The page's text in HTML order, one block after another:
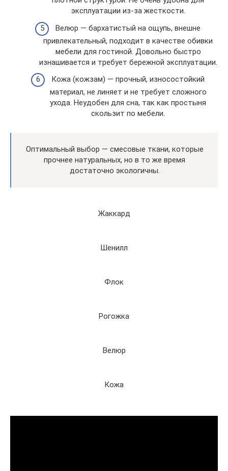
эксплуатации из-за жесткости.
Велюр — бархатистый на ощупь, внешне
привлекательный, подходит в качестве обивки
мебели для гостиной. Довольно быстро
изнашивается и требует бережной эксплуатации.
Кожа (кожзам) — прочный, износостойкий
материал, не линяет и не требует сложного
ухода. Неудобен для сна, так как простыня
скользит по мебели.
Оптимальный выбор — смесовые ткани, которые
прочнее натуральных, но в то же время
достаточно экологичны.
Жаккард
Шенилл
Флок
Рогожка
Велюр
Кожа